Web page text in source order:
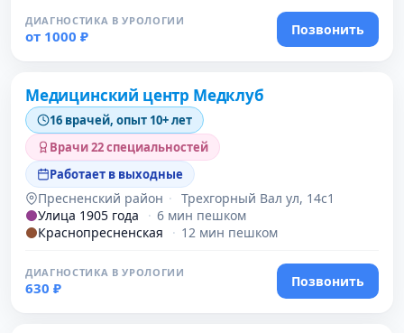
ДИАГНОСТИКА В УРОЛОГИИ
от 1000 ₽ Позвонить
Медицинский центр Медклуб
16 врачей, опыт 10+ лет
Врачи 22 специальностей
Работает в выходные
Пресненский район · Трехгорный Вал ул, 14с1
Улица 1905 года
· 6 мин пешком
Краснопресненская
· 12 мин пешком
ДИАГНОСТИКА В УРОЛОГИИ
630 ₽
Позвонить
Проверено давно